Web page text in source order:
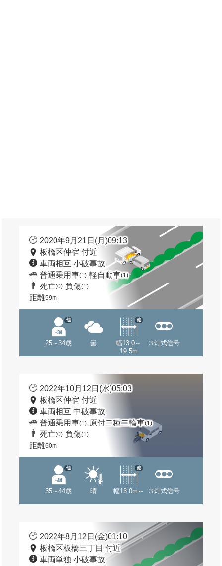
2020年9月21日(月)09:13
板橋区仲宿 付近
車両相互 小破事故
普通乗用車(1) 軽自動車(1)
死亡(0) 負傷(1)
距離59m
25～34歳
他
曇
幅13.0～
19.5m
他
３灯式信号
2022年10月12日(水)05:03
板橋区仲宿 付近
車両相互 中破事故
普通乗用車(1) 原付二種二輪車(1)
死亡(0) 負傷(1)
距離60m
35～44歳
他
晴 幅13.0m～
他
３灯式信号
2022年8月12日(金)01:10
板橋区板橋三丁目 付近
車両単独 小破事故